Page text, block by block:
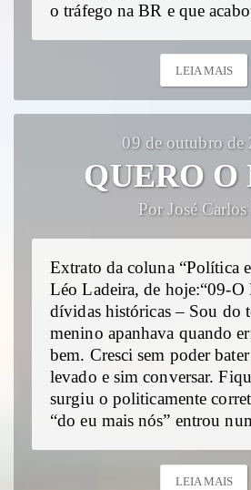
o tráfego na BR e que
LEIA MAIS
09 de outubro de
QUERO O
Por José Carlos
Extrato da coluna “Política
Léo Ladeira, de hoje:“09-O
dívidas históricas – Sou do
menino apanhava quando
bem. Cresci sem poder
levado e sim conversar.
surgiu o politicamente
“do eu mais nós” entrou
LEIA MAIS